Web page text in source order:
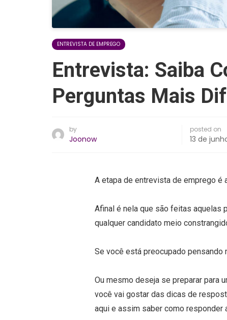
ENTREVISTA DE EMPREGO
Entrevista: Saiba
Perguntas Mais
by
Joonow
posted on
13 de
A etapa de entrevista de emprego
Afinal é nela que são feitas aquelas
qualquer candidato meio
Se você está preocupado pensando
Ou mesmo deseja se preparar para
você vai gostar das dicas de
aqui e assim saber como